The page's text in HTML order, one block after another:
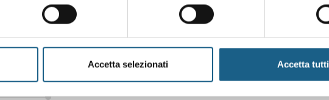
Accetta selezionati Accetta tutti
di livello 2